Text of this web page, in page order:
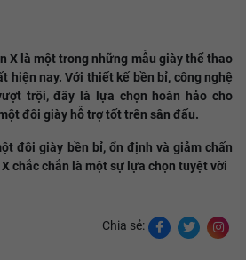
X là một trong những mẫu giày thể thao
hiện nay. Với thiết kế bền bỉ, công nghệ
trội, đây là lựa chọn hoàn hảo cho
đôi giày hỗ trợ tốt trên sân đấu.
đôi giày bền bỉ, ổn định và giảm chấn
chắc chắn là một sự lựa chọn tuyệt vời
Chia sẻ: